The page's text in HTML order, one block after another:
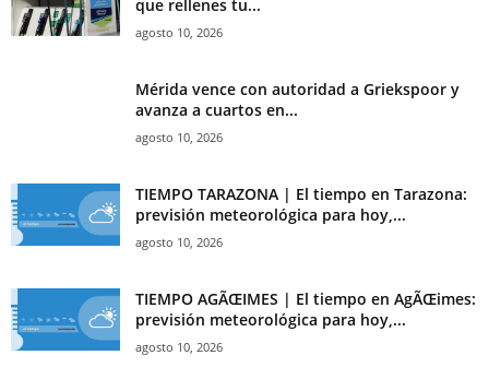
que rellenes tu...
agosto 10, 2026
Mérida vence con autoridad a Griekspoor y
avanza a cuartos en...
agosto 10, 2026
TIEMPO TARAZONA | El tiempo en Tarazona:
previsión meteorológica para hoy,...
agosto 10, 2026
TIEMPO AGÃŒIMES | El tiempo en AgÃŒimes:
previsión meteorológica para hoy,...
agosto 10, 2026